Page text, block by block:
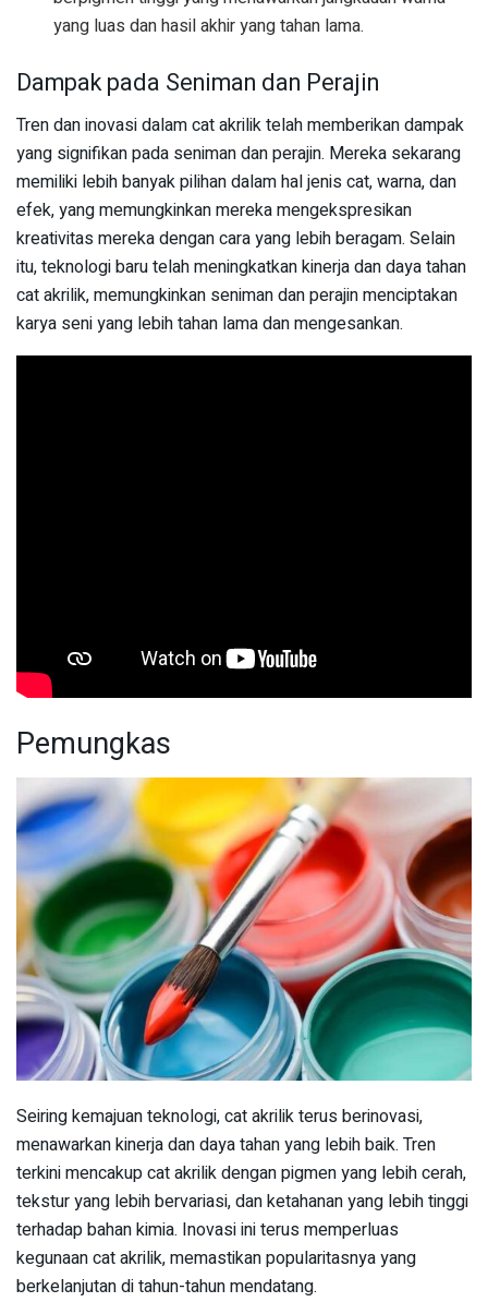
yang luas dan hasil akhir yang tahan lama.
Dampak pada Seniman dan Perajin
Tren dan inovasi dalam cat akrilik telah memberikan dampak
yang signifikan pada seniman dan perajin. Mereka sekarang
memiliki lebih banyak pilihan dalam hal jenis cat, warna, dan
efek, yang memungkinkan mereka mengekspresikan
kreativitas mereka dengan cara yang lebih beragam. Selain
itu, teknologi baru telah meningkatkan kinerja dan daya tahan
cat akrilik, memungkinkan seniman dan perajin menciptakan
karya seni yang lebih tahan lama dan mengesankan.
Pemungkas
Seiring kemajuan teknologi, cat akrilik terus berinovasi,
menawarkan kinerja dan daya tahan yang lebih baik. Tren
terkini mencakup cat akrilik dengan pigmen yang lebih cerah,
tekstur yang lebih bervariasi, dan ketahanan yang lebih tinggi
terhadap bahan kimia. Inovasi ini terus memperluas
kegunaan cat akrilik, memastikan popularitasnya yang
berkelanjutan di tahun-tahun mendatang.